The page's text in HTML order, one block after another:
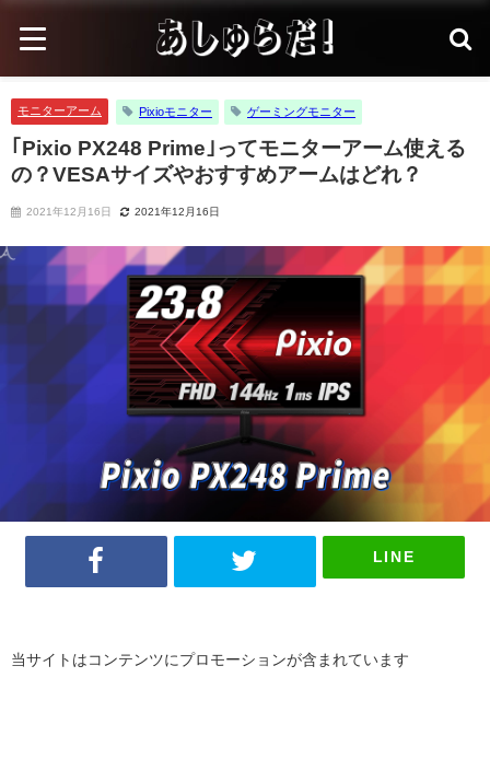
モニターアーム Pixioモニター ゲーミングモニター
｢Pixio PX248 Prime｣ってモニターアーム使える
の？VESAサイズやおすすめアームはどれ？
2021年12月16日 2021年12月16日
LINE
当サイトはコンテンツにプロモーションが含まれています